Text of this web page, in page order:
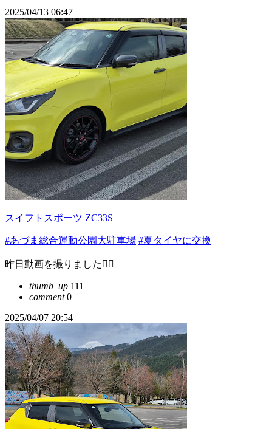
2025/04/13 06:47
スイフトスポーツ ZC33S
#あづま総合運動公園大駐車場 #夏タイヤに交換
昨日動画を撮りました🙋‍♂️
thumb_up 111
comment0
2025/04/07 20:54